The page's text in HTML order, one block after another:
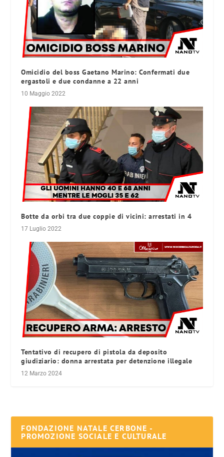
Omicidio del boss Gaetano Marino: Confermati due
ergastoli e due condanne a 22 anni
10 Maggio 2022
Botte da orbi tra due coppie di vicini: arrestati in 4
17 Luglio 2022
Tentativo di recupero di pistola da deposito
giudiziario: donna arrestata per detenzione illegale
12 Marzo 2024
FONDAZIONE NATALE CERBONE -
PROMOZIONE SOCIALE E CULTURALE